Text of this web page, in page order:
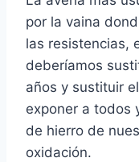
por la vaina
las resistencias,
deberíamos
años y sustituir
exponer a todos
de hierro de
oxidación.